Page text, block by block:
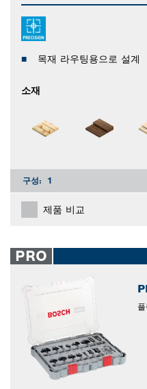
목재 라우팅용으로 설계
소재
구성: 1
제품 비교
PRO